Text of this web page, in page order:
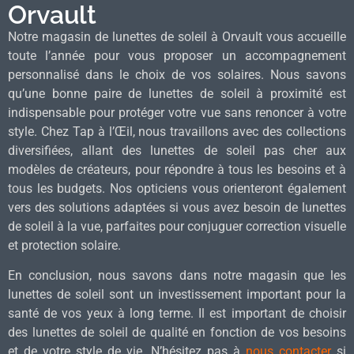
Orvault
Notre magasin de lunettes de soleil à Orvault vous accueille
toute l’année pour vous proposer un accompagnement
personnalisé dans le choix de vos solaires. Nous savons
qu’une bonne paire de lunettes de soleil à proximité est
indispensable pour protéger votre vue sans renoncer à votre
style. Chez Tap à l’Œil, nous travaillons avec des collections
diversifiées, allant des lunettes de soleil pas cher aux
modèles de créateurs, pour répondre à tous les besoins et à
tous les budgets. Nos opticiens vous orienteront également
vers des solutions adaptées si vous avez besoin de lunettes
de soleil à la vue, parfaites pour conjuguer correction visuelle
et protection solaire.
En conclusion, nous savons dans notre magasin que les
lunettes de soleil sont un investissement important pour la
santé de vos yeux à long terme. Il est important de choisir
des lunettes de soleil de qualité en fonction de vos besoins